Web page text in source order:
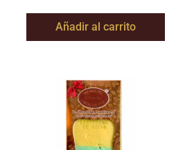
Añadir al carrito